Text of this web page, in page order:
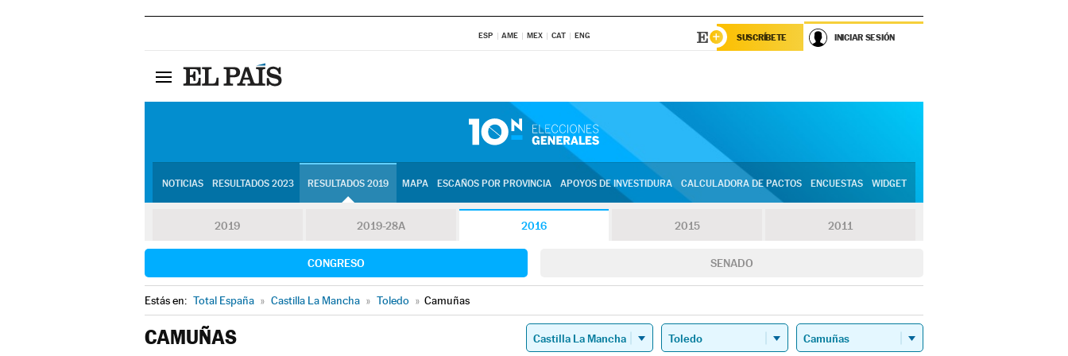
ESP AME MEX CAT ENG SUSCRÍBETE INICIAR SESIÓN
NOTICIAS RESULTADOS 2023 RESULTADOS 2019 MAPA ESCAÑOS POR PROVINCIA APOYOS DE INVESTIDURA CALCULADORA DE PACTOS ENCUESTAS WIDGET
2019 2019-28A 2016 2015 2011
CONGRESO SENADO
Estás en: Total España » Castilla La Mancha » Toledo » Camuñas
CAMUÑAS